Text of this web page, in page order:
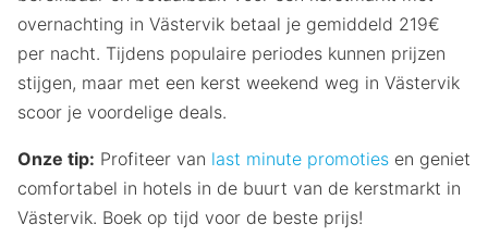
overnachting in Västervik betaal je gemiddeld 219€
per nacht. Tijdens populaire periodes kunnen prijzen
stijgen, maar met een kerst weekend weg in Västervik
scoor je voordelige deals.
Onze tip: Profiteer van last minute promoties en geniet
comfortabel in hotels in de buurt van de kerstmarkt in
Västervik. Boek op tijd voor de beste prijs!